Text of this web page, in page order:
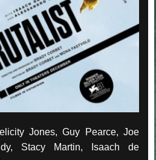
Jones, Guy Pearce, Joe
Stacy Martin, Isaach de